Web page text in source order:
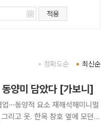
적용
최신순
정확도순
동양미 담았다 [가보니]
⋯동양적 요소 재해석해미니멀